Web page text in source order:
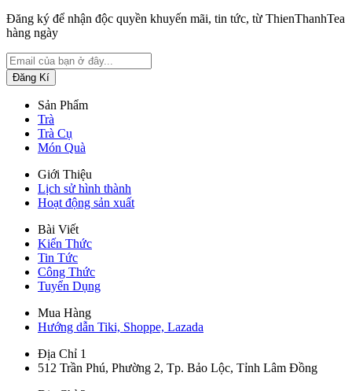
Đăng ký để nhận độc quyền khuyến mãi, tin tức, từ ThienThanhTea
hàng ngày
Sản Phẩm
Trà
Trà Cụ
Món Quà
Giới Thiệu
Lịch sử hình thành
Hoạt động sản xuất
Bài Viết
Kiến Thức
Tin Tức
Công Thức
Tuyển Dụng
Mua Hàng
Hướng dẫn Tiki, Shoppe, Lazada
Địa Chỉ 1
512 Trần Phú, Phường 2, Tp. Bảo Lộc, Tỉnh Lâm Đồng